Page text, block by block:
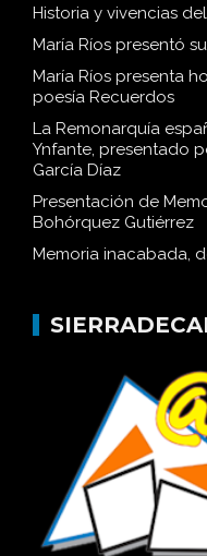
Historia y vivencias
María Ríos presentó
María Ríos presenta
poesía Recuerdos
La Remonarquía
Ynfante, presentado
García Díaz
Presentación de
Bohórquez Gutiérrez
Memoria inacabada,